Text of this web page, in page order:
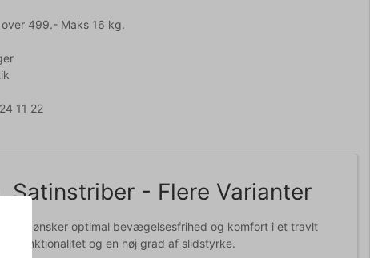
499.- Maks 16 kg.
11 22
Satinstriber - Flere Varianter
der ønsker optimal bevægelsesfrihed og komfort i et travlt
funktionalitet og en høj grad af slidstyrke.